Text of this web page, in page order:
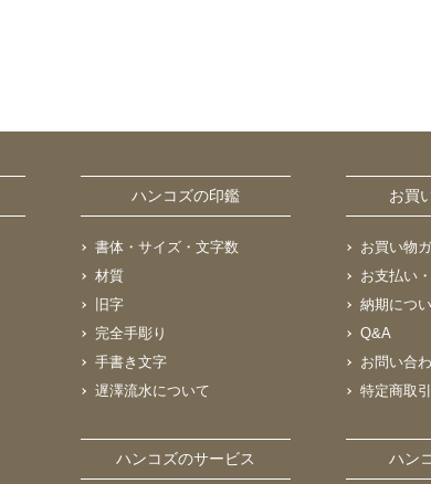
ハンコズの印鑑
書体・サイズ・文字数
材質
旧字
完全手彫り
手書き文字
遅澤流水について
お買
お買い物
お支払い
納期につ
Q&A
お問い合
特定商取引
ハンコズのサービス ハン